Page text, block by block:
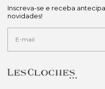
Inscreva-se e receba
novidades!